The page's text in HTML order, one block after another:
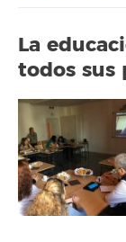
La
todos sus